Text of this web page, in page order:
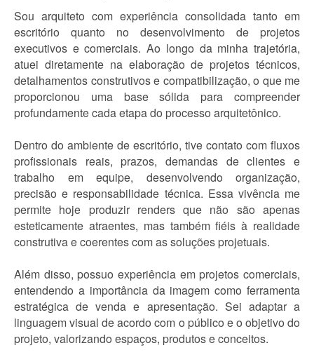
Sou arquiteto com experiência consolidada tanto em
escritório quanto no desenvolvimento de projetos
executivos e comerciais. Ao longo da minha trajetória,
atuei diretamente na elaboração de projetos técnicos,
detalhamentos construtivos e compatibilização, o que me
proporcionou uma base sólida para compreender
profundamente cada etapa do processo arquitetônico.
Dentro do ambiente de escritório, tive contato com fluxos
profissionais reais, prazos, demandas de clientes e
trabalho em equipe, desenvolvendo organização,
precisão e responsabilidade técnica. Essa vivência me
permite hoje produzir renders que não são apenas
esteticamente atraentes, mas também fiéis à realidade
construtiva e coerentes com as soluções projetuais.
Além disso, possuo experiência em projetos comerciais,
entendendo a importância da imagem como ferramenta
estratégica de venda e apresentação. Sei adaptar a
linguagem visual de acordo com o público e o objetivo do
projeto, valorizando espaços, produtos e conceitos.